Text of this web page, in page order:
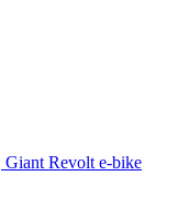
Revolt e-bike